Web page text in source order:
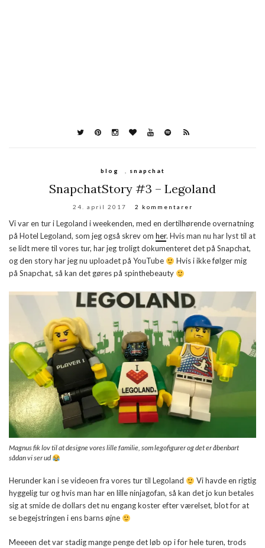
blog , snapchat
SnapchatStory #3 – Legoland
24. april 2017 2 kommentarer
Vi var en tur i Legoland i weekenden, med en dertilhørende overnatning
på Hotel Legoland, som jeg også skrev om her. Hvis man nu har lyst til at
se lidt mere til vores tur, har jeg troligt dokumenteret det på Snapchat,
og den story har jeg nu uploadet på YouTube
Hvis i ikke følger mig
på Snapchat, så kan det gøres på spinthebeauty
Magnus fik lov til at designe vores lille familie, som legofigurer og det er åbenbart
sådan vi ser ud
Herunder kan i se videoen fra vores tur til Legoland
Vi havde en rigtig
hyggelig tur og hvis man har en lille ninjagofan, så kan det jo kun betales
sig at smide de dollars det nu engang koster efter værelset, blot for at
se begejstringen i ens barns øjne
Meeeen det var stadig mange penge det løb op i for hele turen, trods